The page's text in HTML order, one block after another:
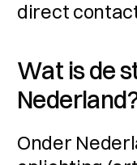
direct
Wat is de
Onder